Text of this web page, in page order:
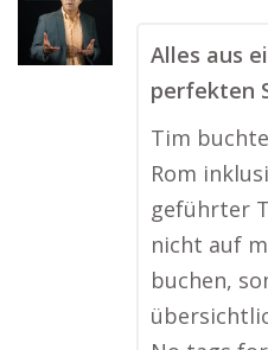
Alles aus
perfekten
Tim
Rom
geführter
nicht auf
buchen,